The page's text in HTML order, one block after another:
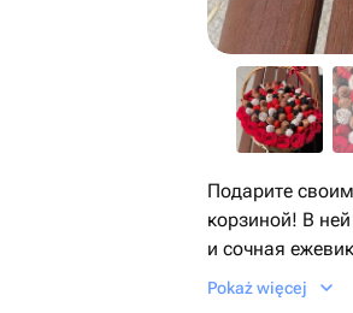
Подарите
корзиной! В
и сочная
особых
Pokaż więcej